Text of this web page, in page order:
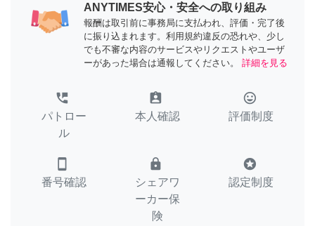
ANYTIMES安心・安全への取り組み
報酬は取引前に事務局に支払われ、評価・完了後
に振り込まれます。利用規約違反の恐れや、少し
でも不審な内容のサービスやリクエストやユーザ
ーがあった場合は通報してください。
詳細を見る
perm_phone_msg
パトロー
ル
assignment_ind
本人確認
tag_faces
評価制度
smartphone
番号確認
lock
シェアワ
ーカー保
険
stars
認定制度